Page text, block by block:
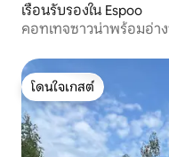
เรือนรับรองใน Espoo
คอทเทจซาวน่าพร้อมอ่า
โดนใจเกสต์
โดนใจเกสต์